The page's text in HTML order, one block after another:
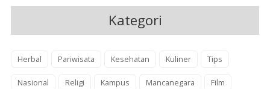
Kategori
Herbal Pariwisata Kesehatan Kuliner Tips
Nasional Religi Kampus Mancanegara Film